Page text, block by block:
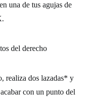
una de tus agujas de
del derecho
realiza dos lazadas* y
con un punto del